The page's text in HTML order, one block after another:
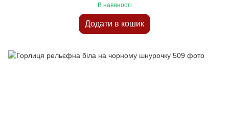
В наявності
Додати в кошик